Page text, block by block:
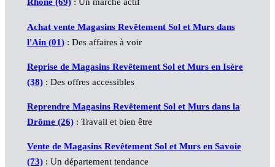
Rhône (69): Un marché actif
Achat vente Magasins Revêtement Sol et Murs dans
l'Ain (01): Des affaires à voir
Reprise de Magasins Revêtement Sol et Murs en Isère
(38): Des offres accessibles
Reprendre Magasins Revêtement Sol et Murs dans la
Drôme (26): Travail et bien être
Vente de Magasins Revêtement Sol et Murs en Savoie
(73): Un département tendance